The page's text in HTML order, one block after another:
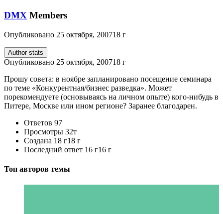
DMX Members
Опубликовано 25 октября, 200718 г
Author stats
Опубликовано 25 октября, 200718 г
Прошу совета: в ноябре запланировано посещение семинара
по теме «Конкурентная/бизнес разведка». Может
порекомендуете (основываясь на личном опыте) кого-нибудь в
Питере, Москве или ином регионе? Заранее благодарен.
Ответов 97
Просмотры 32т
Создана 18 г18 г
Последний ответ 16 г16 г
Топ авторов темы